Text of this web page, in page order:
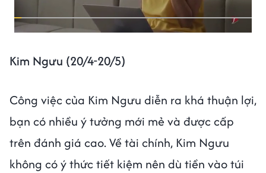
Kim Ngưu (20/4-20/5)
Công việc của Kim Ngưu diễn ra khá thuận lợi,
bạn có nhiều ý tưởng mới mẻ và được cấp
trên đánh giá cao. Về tài chính, Kim Ngưu
không có ý thức tiết kiệm nên dù tiền vào túi